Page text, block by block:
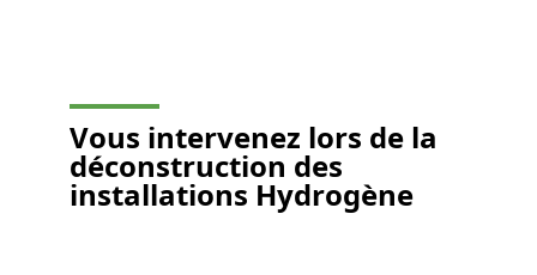
Vous intervenez lors de la
déconstruction des
installations Hydrogène